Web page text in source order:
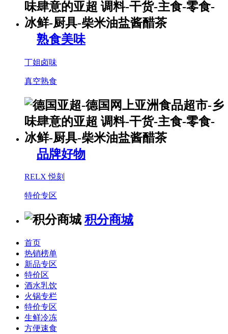
熟食美味
丁姐卤味
真空熟食
品牌好物
RELX 悦刻
特价专区
积分商城
首页
热销榜单
新品专区
特价区
酒水乳饮
火锅专栏
特价专区
生鲜冷冻
方便速食